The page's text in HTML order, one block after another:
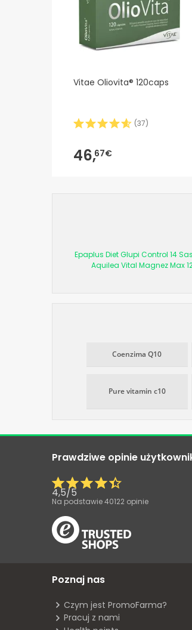
Vitae Oliovita® 120caps
(37)
46,67€
Epaplus Diet Glupi Control 14
Aquilea Vital Magnez Max
Coenzima Q10
Pure vitamin c10
Prawdziwe opinie
4,5/5
Na podstawie40122 opinie
Poznaj nas
Czym jest PromoFarma?
Pracuj z nami